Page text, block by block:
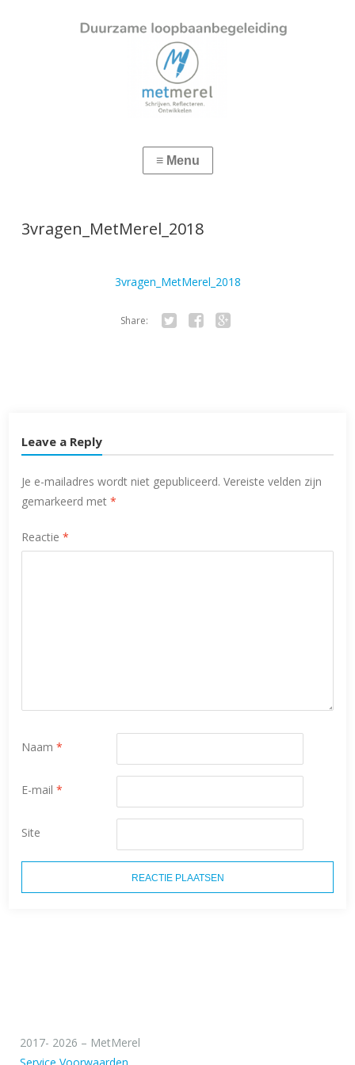
3vragen_MetMerel_2018
3vragen_MetMerel_2018
Share:
Leave a Reply
Je e-mailadres wordt niet gepubliceerd. Vereiste velden zijn
gemarkeerd met*
Reactie*
Naam*
E-mail*
Site
2017- 2026 – MetMerel